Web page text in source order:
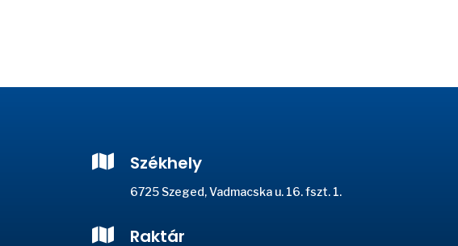
 Székhely
6725 Szeged, Vadmacska u. 16. fszt. 1.
 Raktár